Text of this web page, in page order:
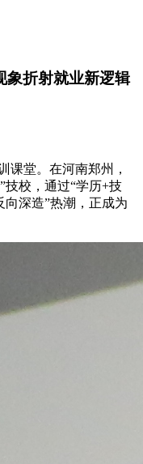
象折射就业新逻辑
课堂。在河南郑州，
技校，通过“学历+技
向深造”热潮，正成为